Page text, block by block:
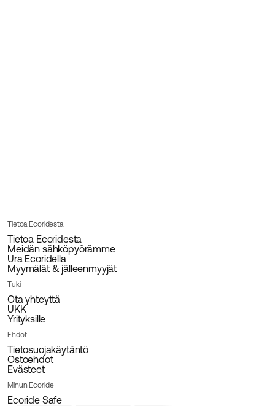
Tietoa Ecoridesta
Tietoa Ecoridesta
Meidän sähköpyörämme
Ura Ecoridella
Myymälät & jälleenmyyjät
Tuki
Ota yhteyttä
UKK
Yrityksille
Ehdot
Tietosuojakäytäntö
Ostoehdot
Evästeet
Minun Ecoride
Ecoride Safe